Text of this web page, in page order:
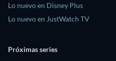
Lo nuevo en Disney Plus
Lo nuevo en JustWatch TV
Próximas series